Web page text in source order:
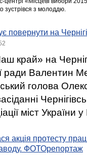
зустрівся з молоддю.
повернути на
край» на
ради Валентин
голова
міст України
акція протесту
ФОТОрепортаж